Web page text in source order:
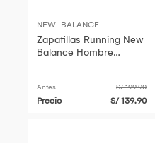
NEW-BALANCE
Zapatillas Running New
Balance Hombre
Antes S/ 199.90
Precio S/ 139.90